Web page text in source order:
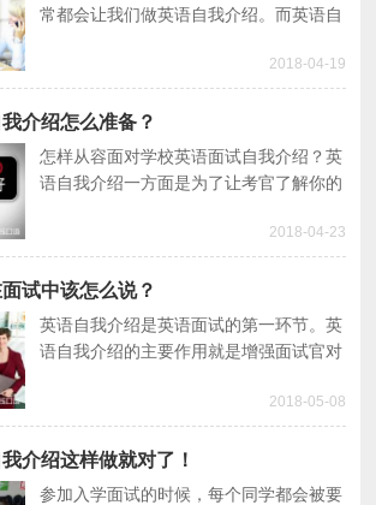
常都会让我们做英语自我介绍。而英语自
这种英语面试自我介绍，面试官会考核你
的专业能力、自信程度、礼貌修养、工作
态度等细节问题，英语自我介绍背后体现
的思维模式才是面试官想要考察的。
2018-04-19
介绍怎么准备？
怎样从容面对学校英语面试自我介绍？英
语自我介绍一方面是为了让考官了解你的
信息。所以如何利用简单的英语自我介绍
让考官印象深刻？
2018-04-23
试中该怎么说？
英语自我介绍是英语面试的第一环节。英
语自我介绍的主要作用就是增强面试官对
绍。本文就与大家聊聊英语自我介绍在面
试中该怎么说？
2018-05-08
介绍这样做就对了！
参加入学面试的时候，每个同学都会被要